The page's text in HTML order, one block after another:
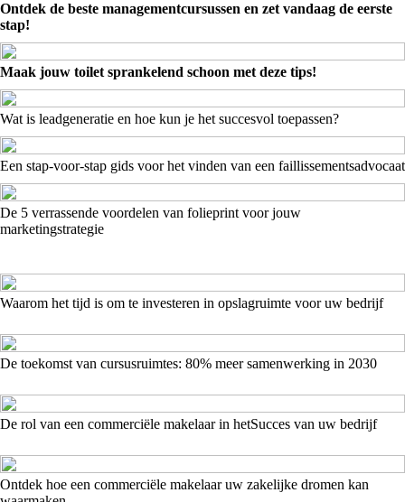
Ontdek de beste managementcursussen en zet vandaag de eerste
stap!
Maak jouw toilet sprankelend schoon met deze tips!
Wat is leadgeneratie en hoe kun je het succesvol toepassen?
Een stap-voor-stap gids voor het vinden van een faillissementsadvocaat
De 5 verrassende voordelen van folieprint voor jouw
marketingstrategie
Waarom het tijd is om te investeren in opslagruimte voor uw bedrijf
De toekomst van cursusruimtes: 80% meer samenwerking in 2030
De rol van een commerciële makelaar in hetSucces van uw bedrijf
Ontdek hoe een commerciële makelaar uw zakelijke dromen kan